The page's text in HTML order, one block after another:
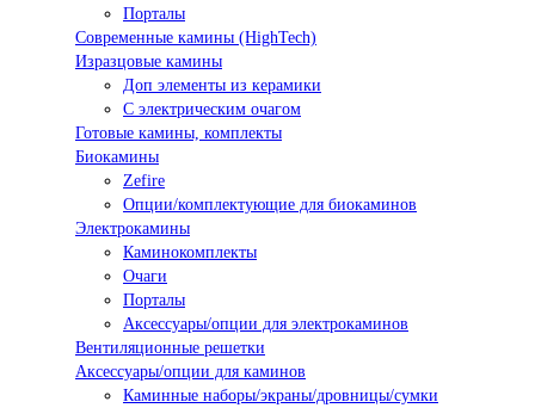
Порталы
Современные камины (HighTech)
Изразцовые камины
Доп элементы из керамики
С электрическим очагом
Готовые камины, комплекты
Биокамины
Zefire
Опции/комплектующие для биокаминов
Электрокамины
Каминокомплекты
Очаги
Порталы
Аксессуары/опции для электрокаминов
Вентиляционные решетки
Аксессуары/опции для каминов
Каминные наборы/экраны/дровницы/сумки